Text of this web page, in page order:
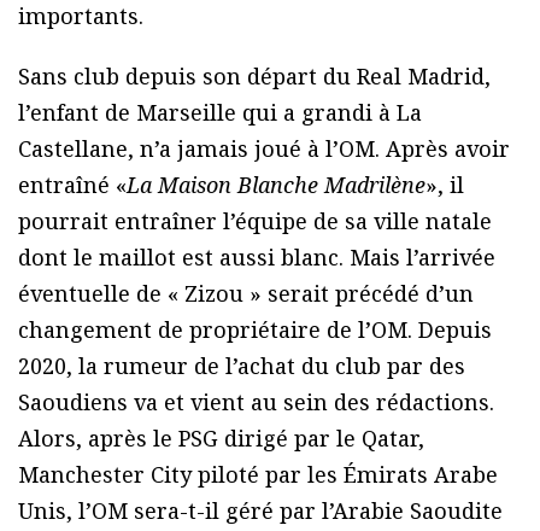
importants.
Sans club depuis son départ du Real Madrid,
l’enfant de Marseille qui a grandi à La
Castellane, n’a jamais joué à l’OM. Après avoir
entraîné «La Maison Blanche Madrilène», il
pourrait entraîner l’équipe de sa ville natale
dont le maillot est aussi blanc. Mais l’arrivée
éventuelle de « Zizou » serait précédé d’un
changement de propriétaire de l’OM. Depuis
2020, la rumeur de l’achat du club par des
Saoudiens va et vient au sein des rédactions.
Alors, après le PSG dirigé par le Qatar,
Manchester City piloté par les Émirats Arabe
Unis, l’OM sera-t-il géré par l’Arabie Saoudite